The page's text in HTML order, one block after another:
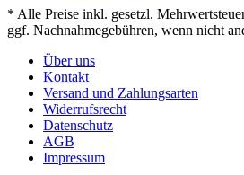
* Alle Preise inkl. gesetzl.
ggf. Nachnahmegebühren, wenn nicht
Über uns
Kontakt
Versand und Zahlungsarten
Widerrufsrecht
Datenschutz
AGB
Impressum